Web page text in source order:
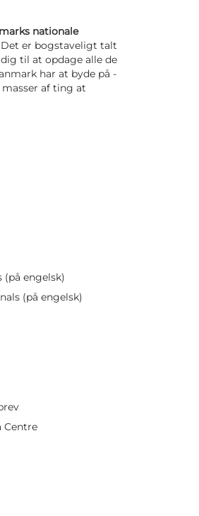
nationale
Det er bogstaveligt talt
til at opdage alle de
har at byde på -
af ting at
(på engelsk)
(på engelsk)
Centre